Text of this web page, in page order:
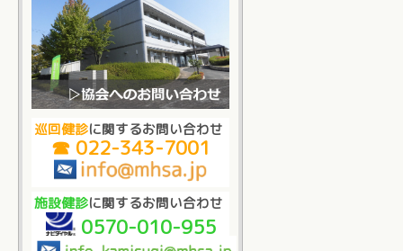
巡回健診に関するお問い合わせ
☎ 022-343-7001
施設健診に関するお問い合わせ
0570-010-955